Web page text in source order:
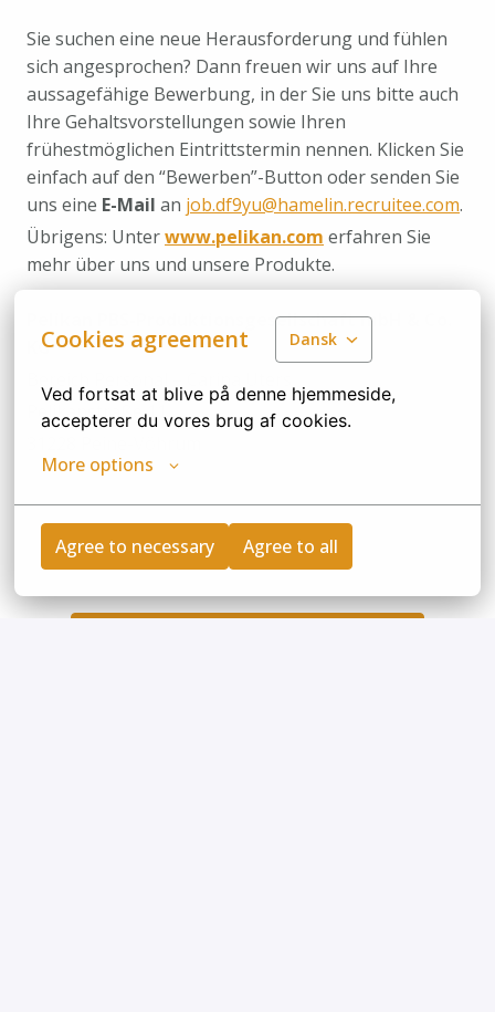
Cookies agreement Dansk
Ved fortsat at blive på denne hjemmeside,
accepterer du vores brug af cookies.
More options
Agree to necessary Agree to all
Sie suchen eine neue Herausforderung und fühlen
sich angesprochen? Dann freuen wir uns auf Ihre
aussagefähige Bewerbung, in der Sie uns bitte auch
Ihre Gehaltsvorstellungen sowie Ihren
frühestmöglichen Eintrittstermin nennen. Klicken Sie
einfach auf den “Bewerben”-Button oder senden Sie
uns eine E-Mail an job.df9yu@hamelin.recruitee.com.
Übrigens: Unterwww.pelikan.com erfahren Sie
mehr über uns und unsere Produkte.
Pelikan PBS-Produktionsgesellschaft mbH & Co.
KG
Bereich Personal – Carina Uters
Pelikanstraße 11